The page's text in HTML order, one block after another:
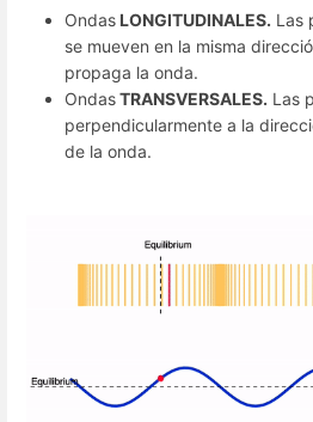
Ondas LONGITUDINALES. Las
se mueven en la misma
propaga la onda.
OndasTRANSVERSALES. Las
perpendicularmente a la
de la onda.